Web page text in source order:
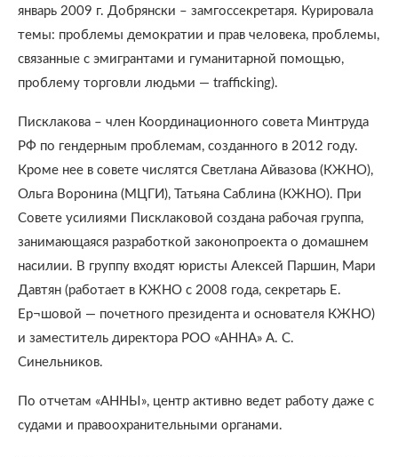
январь 2009 г. Добрянски – замгоссекретаря. Курировала
темы: проблемы демократии и прав человека, проблемы,
связанные с эмигрантами и гуманитарной помощью,
проблему торговли людьми — trafficking).
Писклакова – член Координационного совета Минтруда
РФ по гендерным проблемам, созданного в 2012 году.
Кроме нее в совете числятся Светлана Айвазова (КЖНО),
Ольга Воронина (МЦГИ), Татьяна Саблина (КЖНО). При
Совете усилиями Писклаковой создана рабочая группа,
занимающаяся разработкой законопроекта о домашнем
насилии. В группу входят юристы Алексей Паршин, Мари
Давтян (работает в КЖНО с 2008 года, секретарь Е.
Ер¬шовой — почетного президента и основателя КЖНО)
и заместитель директора РОО «АННА» А. С.
Синельников.
По отчетам «АННЫ», центр активно ведет работу даже с
судами и правоохранительными органами.